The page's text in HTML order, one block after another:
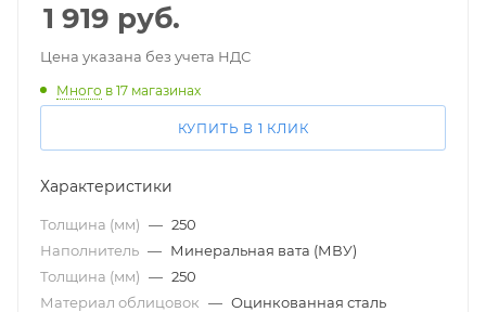
1 919 руб.
Цена указана без учета НДС
Много в 17 магазинах
КУПИТЬ В 1 КЛИК
Характеристики
Толщина (мм) — 250
Наполнитель — Минеральная вата (МВУ)
Толщина (мм) — 250
Материал облицовок — Оцинкованная сталь